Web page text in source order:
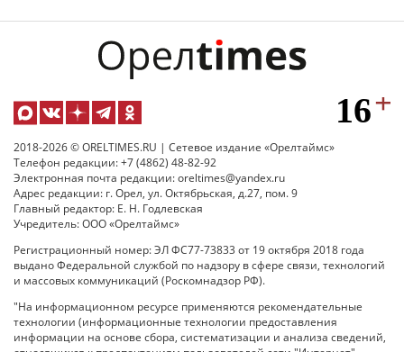
2018-2026 © ORELTIMES.RU | Сетевое издание «Орелтаймс»
Телефон редакции: +7 (4862) 48-82-92
Электронная почта редакции: oreltimes@yandex.ru
Адрес редакции: г. Орел, ул. Октябрьская, д.27, пом. 9
Главный редактор: Е. Н. Годлевская
Учредитель: ООО «Орелтаймс»
Регистрационный номер: ЭЛ ФС77-73833 от 19 октября 2018 года
выдано Федеральной службой по надзору в сфере связи, технологий
и массовых коммуникаций (Роскомнадзор РФ).
"На информационном ресурсе применяются рекомендательные
технологии (информационные технологии предоставления
информации на основе сбора, систематизации и анализа сведений,